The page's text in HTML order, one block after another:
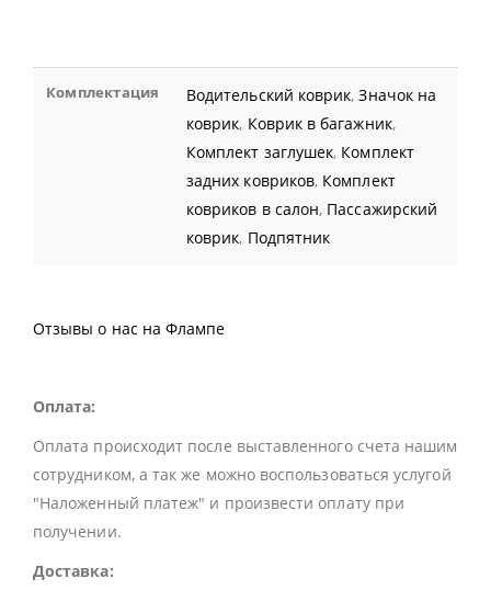
Комплектация Водительский коврик,Значок на
коврик, Коврик в багажник,
Комплект заглушек, Комплект
задних ковриков, Комплект
ковриков в салон, Пассажирский
коврик, Подпятник
Отзывы о нас на Флампе
Оплата:
Оплата происходит после выставленного счета нашим
сотрудником, а так же можно воспользоваться услугой
"Наложенный платеж" и произвести оплату при
получении.
Доставка: